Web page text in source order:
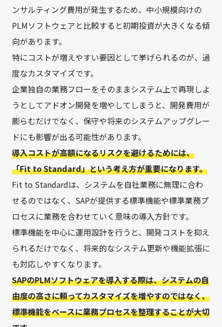
ンサルティング費用が発生するため、中小規模向けの
PLMソフトウェアと比較すると初期投資が大きくなる傾
向があります。
特にコストが増えやすい要因として挙げられるのが、過
度なカスタマイズです。
企業独自の業務フローをそのままシステム上で再現しよ
うとしてアドオン開発を増やしてしまうと、開発費用が
膨らむだけでなく、保守や将来のシステムアップグレー
ドにも影響が出る可能性があります。
導入コストが高額になるリスクを避けるためには、
「Fit to Standard」という考え方が重要になります。
Fit to Standardは、システムを自社業務に無理に合わ
せるのではなく、SAPが提供する標準機能や標準業務プ
ロセスに業務を合わせていく意味の導入方針です。
標準機能を中心に運用設計を行うと、開発コストを抑え
られるだけでなく、将来的なシステム更新や機能拡張に
も対応しやすくなります。
SAPのPLMソフトウェアを導入する際は、システムの自
由度の高さに頼ってカスタマイズを増やすのではなく、
標準機能をベースに業務プロセスを整理することが大切